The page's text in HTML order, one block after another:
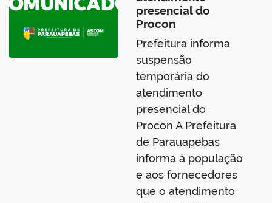
presencial do
Procon
Prefeitura informa
suspensão
temporária do
atendimento
presencial do
Procon A Prefeitura
de Parauapebas
informa à população
e aos fornecedores
que o atendimento